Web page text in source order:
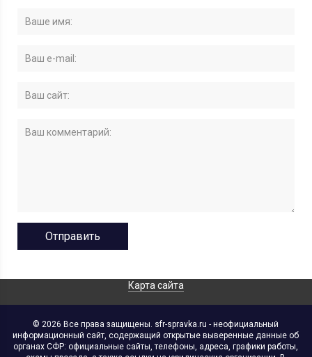
Карта сайта
© 2026 Все права защищены. sfr-spravka.ru - неофициальный
информационный сайт, содержащий открытые выверенные данные об
органах СФР: официальные сайты, телефоны, адреса, графики работы,